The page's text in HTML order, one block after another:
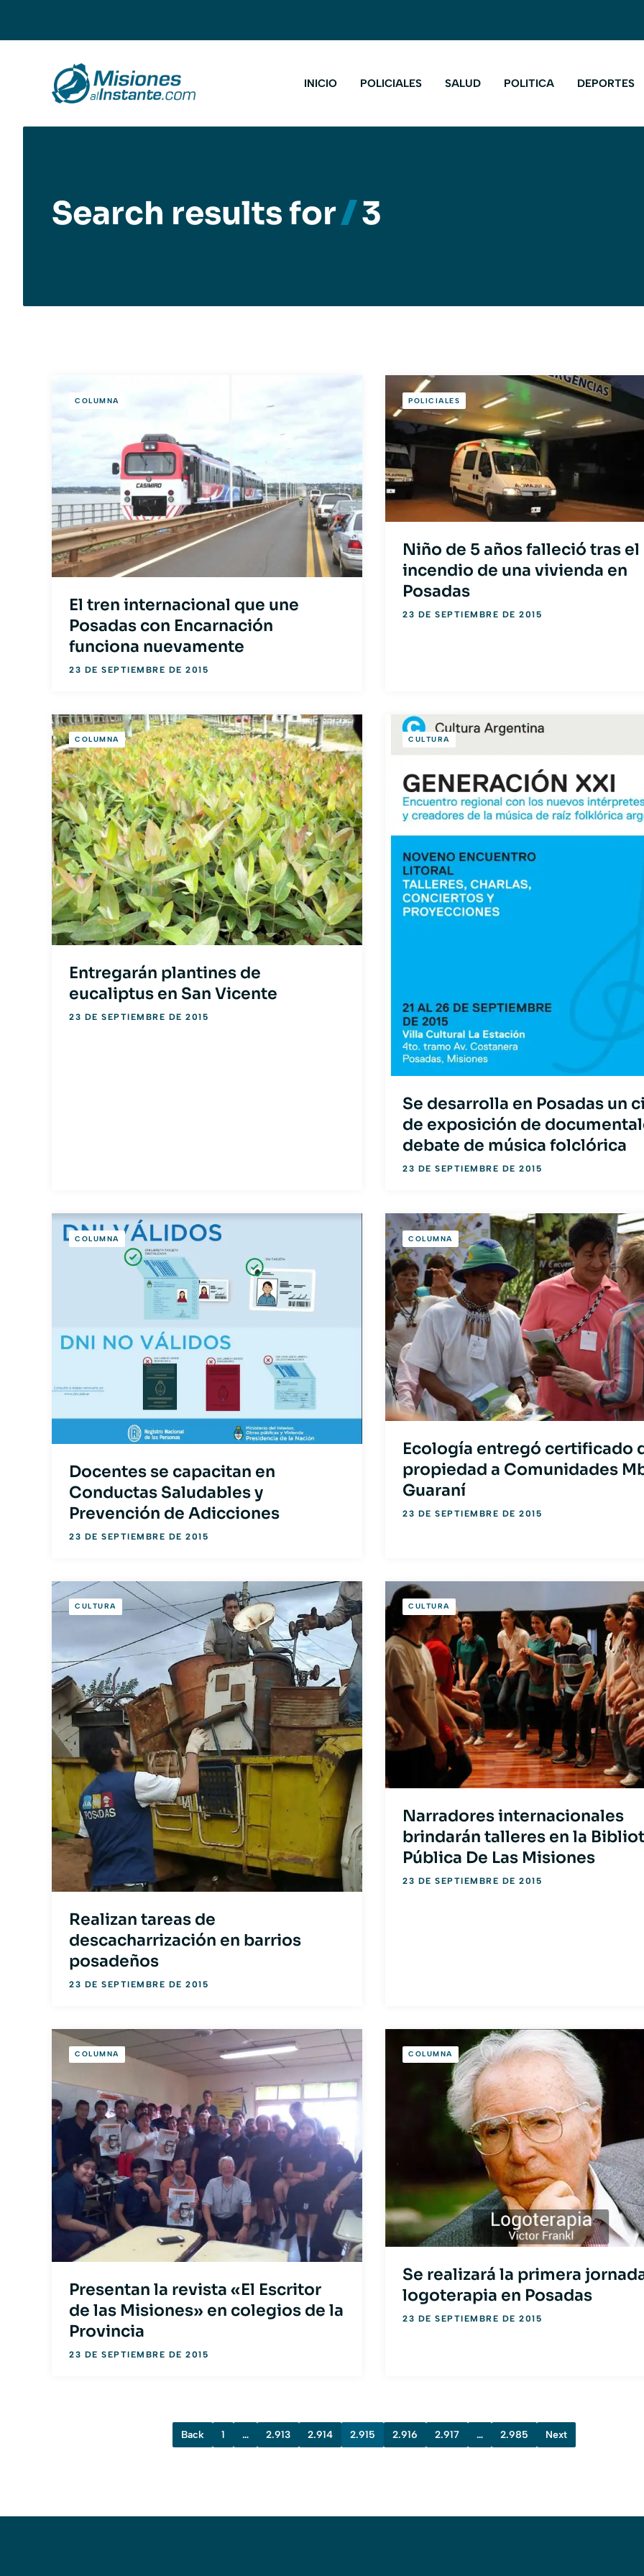
INICIO POLICIALES SALUD POLITICA DEPORTES
Search results for 3
COLUMNA
El tren internacional que une
Posadas con Encarnación
funciona nuevamente
23 DE SEPTIEMBRE DE 2015
POLICIALES
Niño de 5 años falleció tras el
incendio de una vivienda en
Posadas
23 DE SEPTIEMBRE DE 2015
COLUMNA
Entregarán plantines de
eucaliptus en San Vicente
23 DE SEPTIEMBRE DE 2015
CULTURA
Se desarrolla en Posadas un
de exposición de
debate de música folclórica
23 DE SEPTIEMBRE DE 2015
COLUMNA
Docentes se capacitan en
Conductas Saludables y
Prevención de Adicciones
23 DE SEPTIEMBRE DE 2015
COLUMNA
Ecología entregó certificado
propiedad a Comunidades
Guaraní
23 DE SEPTIEMBRE DE 2015
CULTURA
Realizan tareas de
descacharrización en barrios
posadeños
23 DE SEPTIEMBRE DE 2015
CULTURA
Narradores internacionales
brindarán talleres en la
Pública De Las Misiones
23 DE SEPTIEMBRE DE 2015
COLUMNA
Presentan la revista «El Escritor
de las Misiones» en colegios de la
Provincia
23 DE SEPTIEMBRE DE 2015
COLUMNA
Se realizará la primera
logoterapia en Posadas
23 DE SEPTIEMBRE DE 2015
Back 1 … 2.913 2.914 2.915 2.916 2.917 … 2.985 Next